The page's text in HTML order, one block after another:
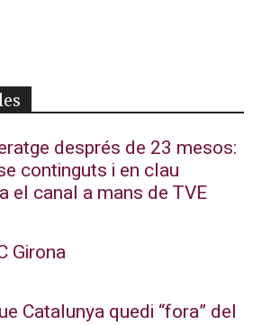
després de 23 mesos:
continguts i en clau
el canal a mans de TVE
Girona
Catalunya quedi “fora” del